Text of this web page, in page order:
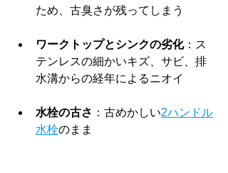
ため、古臭さが残ってしまう
ワークトップとシンクの劣化：ス
テンレスの細かいキズ、サビ、排
水溝からの経年によるニオイ
水栓の古さ ：古めかしい2ハンドル
水栓のまま